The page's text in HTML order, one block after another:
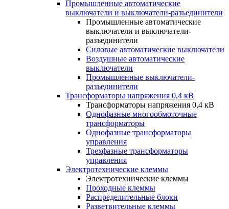
Промышленные автоматические
выключатели и выключатели-разъединители
Промышленные автоматические
выключатели и выключатели-
разъединители
Силовые автоматические выключатели
Воздушные автоматические
выключатели
Промышленные выключатели-
разъединители
Трансформаторы напряжения 0,4 кВ
Трансформаторы напряжения 0,4 кВ
Однофазные многообмоточные
трансформаторы
Однофазные трансформаторы
управления
Трехфазные трансформаторы
управления
Электротехнические клеммы
Электротехнические клеммы
Проходные клеммы
Распределительные блоки
Разветвительные клеммы